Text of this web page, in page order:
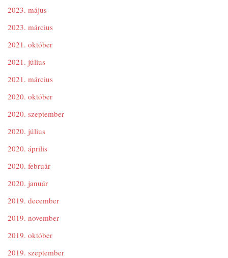
2023. május
2023. március
2021. október
2021. július
2021. március
2020. október
2020. szeptember
2020. július
2020. április
2020. február
2020. január
2019. december
2019. november
2019. október
2019. szeptember